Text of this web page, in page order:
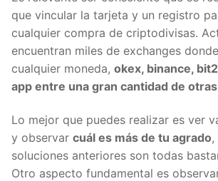
que vincular la tarjeta y un registro
cualquier compra de criptodivisas.
encuentran miles de exchanges
cualquier moneda, okex, binance,
app entre una gran cantidad de
Lo mejor que puedes realizar es ver
y observar cuál es más de tu agrado,
soluciones anteriores son todas
Otro aspecto fundamental es